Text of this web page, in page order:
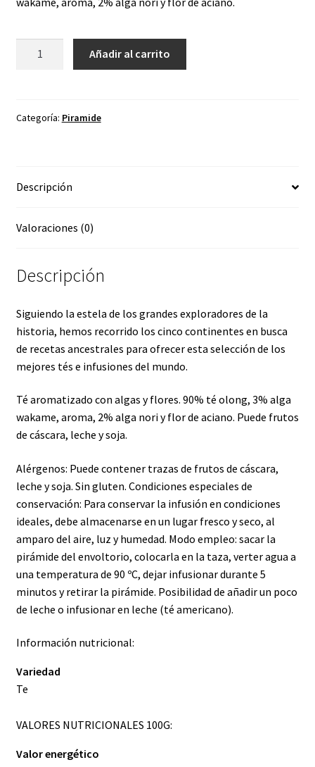
Infusión
flores
Añadir al carrito
Categoría: Piramide
Descripción
Valoraciones (0)
Descripción
Siguiendo la estela de los grandes exploradores de la
historia, hemos recorrido los cinco continentes en busca
de recetas ancestrales para ofrecer esta selección de los
mejores tés e infusiones del mundo.
Té aromatizado con algas y flores. 90% té olong, 3% alga
wakame, aroma, 2% alga nori y flor de aciano. Puede frutos
de cáscara, leche y soja.
Alérgenos: Puede contener trazas de frutos de cáscara,
leche y soja. Sin gluten. Condiciones especiales de
conservación: Para conservar la infusión en condiciones
ideales, debe almacenarse en un lugar fresco y seco, al
amparo del aire, luz y humedad. Modo empleo: sacar la
pirámide del envoltorio, colocarla en la taza, verter agua a
una temperatura de 90 ºC, dejar infusionar durante 5
minutos y retirar la pirámide. Posibilidad de añadir un poco
de leche o infusionar en leche (té americano).
Información nutricional:
Variedad
Te
VALORES NUTRICIONALES 100G:
Valor energético